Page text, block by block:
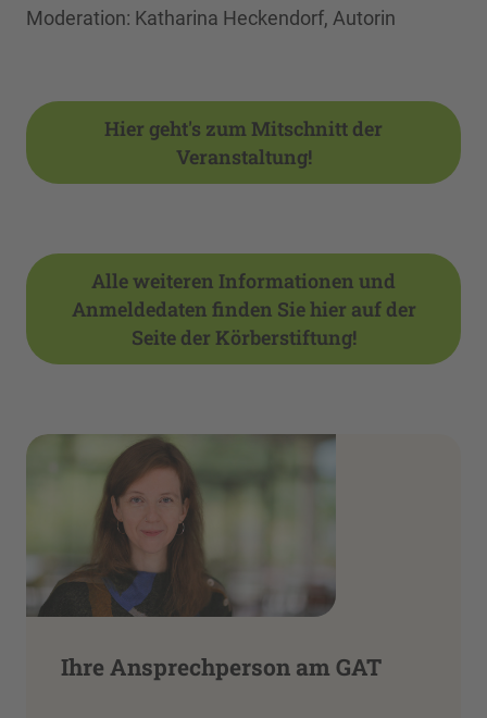
Moderation: Katharina Heckendorf, Autorin
Hier geht's zum Mitschnitt der
Veranstaltung!
Alle weiteren Informationen und
Anmeldedaten finden Sie hier auf der
Seite der Körberstiftung!
Ihre Ansprechperson am GAT